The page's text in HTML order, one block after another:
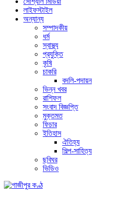
লাইফস্টাইল
অন্যান্য
সম্পাদকীয়
ধর্ম
স্বাস্থ্য
প্রযুক্তি
কৃষি
চাকরি
বদলি-পদায়ন
ভিন্ন খবর
রাশিফল
সংবাদ বিজ্ঞপ্তি
মুক্তমত
ফিচার
ইতিহাস
ঐতিহ্য
শিল্প-সাহিত্য
ছবিঘর
ভিডিও